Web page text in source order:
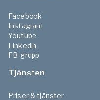
Facebook
Instagram
Youtube
Linkedin
FB-grupp
Tjänsten
Priser & tjänster